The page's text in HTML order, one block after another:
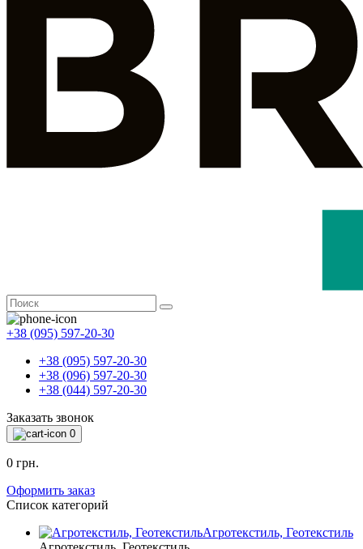
+38 (095) 597-20-30
+38 (095) 597-20-30
+38 (096) 597-20-30
+38 (044) 597-20-30
Заказать звонок
0
0 грн.
Оформить заказ
Список категорий
Агротекстиль, Геотекстиль